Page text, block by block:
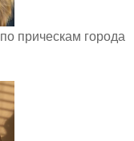
прическам города